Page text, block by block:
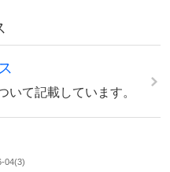
いて記載しています。
04(3)